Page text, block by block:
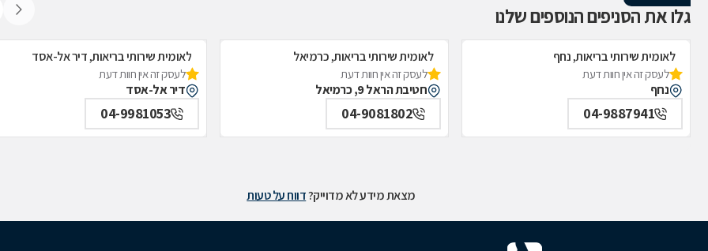
גלו את הסניפים הנוספים שלנו
לאומית שירותי בריאות, נחף
לעסק זה אין חוות דעת
נחף
04-9887941
לאומית שירותי בריאות, כרמיאל
לעסק זה אין חוות דעת
חטיבת הראל 9, כרמיאל
04-9081802
לאומית שירותי בריאות, דיר אל-אסד
לעסק זה אין חוות דעת
דיר אל-אסד
04-9981053
מצאת מידע לא מדוייק?דווח על טעות